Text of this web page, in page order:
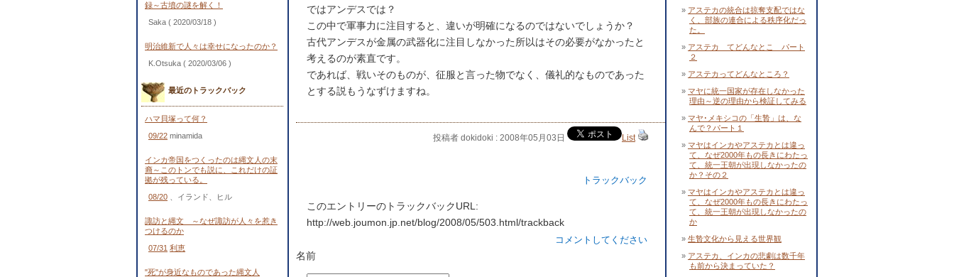
録～古墳の謎を解く！
Saka ( 2020/03/18 )
明治維新で人々は幸せになったのか？
K.Otsuka ( 2020/03/06 )
最近のトラックバック
ハマ貝塚って何？
09/22 minamida
インカ帝国をつくったのは縄文人の末
裔～このトンでも説に、これだけの証
拠が残っている。
08/20
、イランド、ヒル
諏訪と縄文 ～なぜ諏訪が人々を惹き
つけるのか
07/31 利恵
"死"が身近なものであった縄文人
ではアンデスでは？
この中で軍事力に注目すると、違いが明確になるのではないでしょうか？
古代アンデスが金属の武器化に注目しなかった所以はその必要がなかったと
考えるのが素直です。
であれば、戦いそのものが、征服と言った物でなく、儀礼的なものであった
とする説もうなずけますね。
投稿者 dokidoki : 2008年05月03日 List
トラックバック
このエントリーのトラックバックURL:
http://web.joumon.jp.net/blog/2008/05/503.html/trackback
コメントしてください
名前
アステカの統合は掠奪支配ではな
く、部族の連合による秩序化だっ
た。
アステカ てどんなとこ パート
２
アステカってどんなところ？
マヤに統一国家が存在しなかった
理由～逆の理由から検証してみる
マヤ･メキシコの「生贄」は、な
んで？パート１
マヤはインカやアステカとは違っ
て、なぜ2000年もの長きにわたっ
て、統一王朝が出現しなかったの
か？その２
マヤはインカやアステカとは違っ
て、なぜ2000年もの長きにわたっ
て、統一王朝が出現しなかったの
か
生贄文化から見える世界観
アステカ、インカの悲劇は数千年
も前から決まっていた？